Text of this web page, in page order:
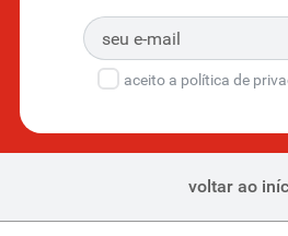
aceito a política de
voltar ao